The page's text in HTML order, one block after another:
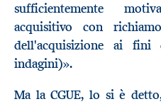
sufficientemente
acquisitivo con
dell'acquisizione ai fini
indagini)».
Ma la CGUE, lo si è